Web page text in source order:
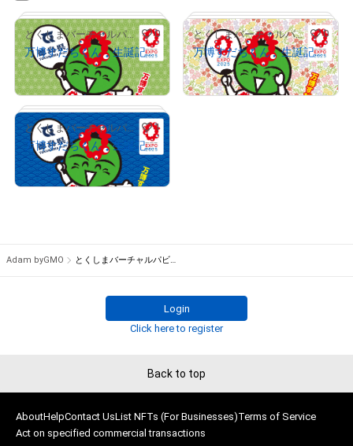
# 96/500
とくしまバーチャルパビリオン 0
万博すだちくん 生誕記念#1
¥1,000 ( $6.31 )
とくしまバーチャルパビリオン 0
万博すだちくん 生誕記念#3
¥500 ($3.15)
とくしまバーチャルパビリオン 1
万博すだちくん 生誕記念#2
Ended Giveaway
Adam byGMO とくしまバーチャルパビリオン
Login
Click here to register
Back to top
AboutHelpContact UsList NFTs (For Businesses)Terms of Service
Act on specified commercial transactions